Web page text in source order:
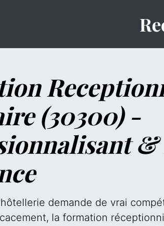
(30300) -
&
demande de vrai
la formation